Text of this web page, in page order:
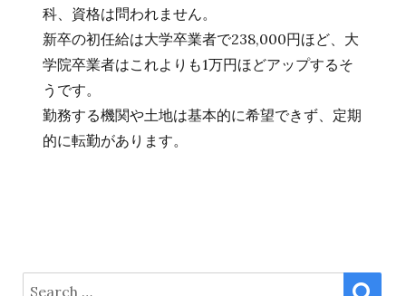
科、資格は問われません。
新卒の初任給は大学卒業者で238,000円ほど、大
学院卒業者はこれよりも1万円ほどアップするそ
うです。
勤務する機関や土地は基本的に希望できず、定期
的に転勤があります。
Search